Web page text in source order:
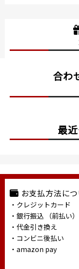
合わ
最
お支払方法に
・クレジットカード
・銀行振込 （前払い）
・代金引き換え
・コンビニ後払い
・amazon pay